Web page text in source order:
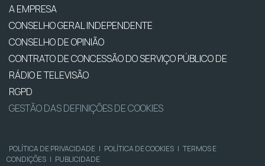
A EMPRESA
CONSELHO GERAL INDEPENDENTE
CONSELHO DE OPINIÃO
CONTRATO DE CONCESSÃO DO SERVIÇO PÚBLICO DE
RÁDIO E TELEVISÃO
RGPD
GESTÃO DAS DEFINIÇÕES DE COOKIES
POLÍTICA DE PRIVACIDADE | POLÍTICA DE COOKIES | TERMOS E
CONDIÇÕES | PUBLICIDADE